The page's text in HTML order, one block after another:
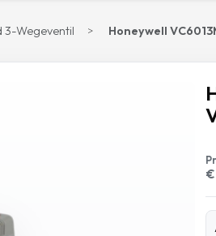
3-Wegeventil Honeywell
€